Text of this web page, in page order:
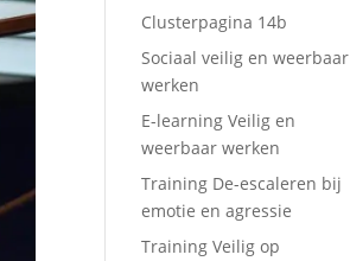
Clusterpagina 14b
Sociaal veilig en weerbaar
werken
E-learning Veilig en
weerbaar werken
Training De-escaleren bij
emotie en agressie
Training Veilig op